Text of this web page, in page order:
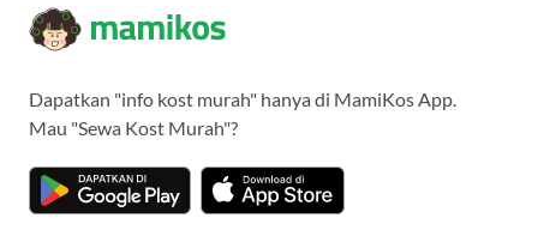
Dapatkan "info kost murah" hanya di MamiKos App.
Mau "Sewa Kost Murah"?